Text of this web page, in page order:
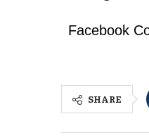
Facebook
SHARE